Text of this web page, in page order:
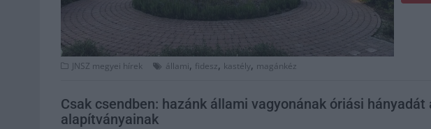
JNSZ megyei hírek állami, fidesz, kastély, magánkéz
Csak csendben: hazánk állami vagyonának óriási
alapítványainak